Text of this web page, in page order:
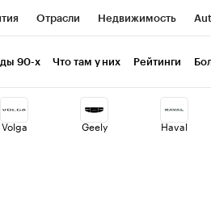
Отрасли Недвижимость
Кредитные рейтинги
Экономика Бизнес
90-х Что там у них Рейтинги
Volga Geely Haval